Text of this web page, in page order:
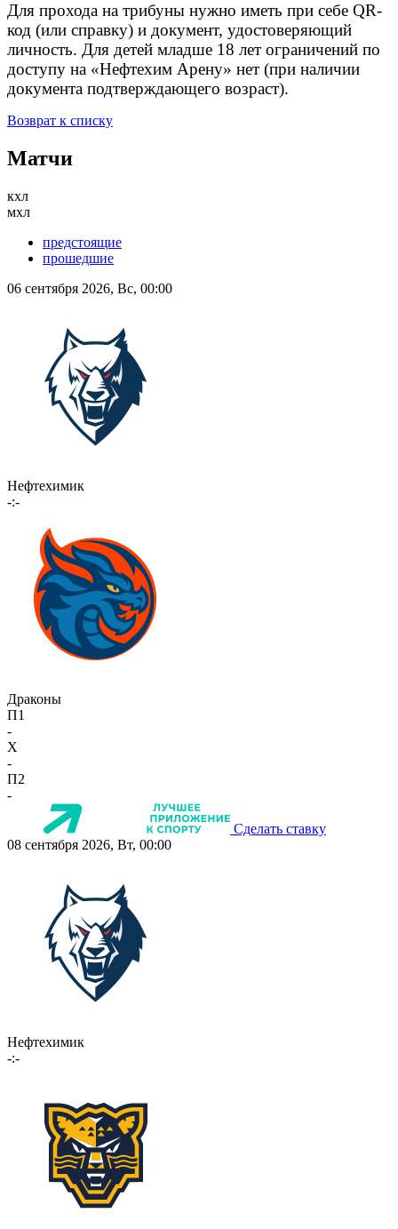
Для прохода на трибуны нужно иметь при себе QR-
код (или справку) и документ, удостоверяющий
личность. Для детей младше 18 лет ограничений по
доступу на «Нефтехим Арену» нет (при наличии
документа подтверждающего возраст).
Возврат к списку
Матчи
кхл
мхл
предстоящие
прошедшие
06 сентября 2026, Вс, 00:00
Нефтехимик
-:-
Драконы
П1
-
X
-
П2
-
Сделать ставку
08 сентября 2026, Вт, 00:00
Нефтехимик
-:-